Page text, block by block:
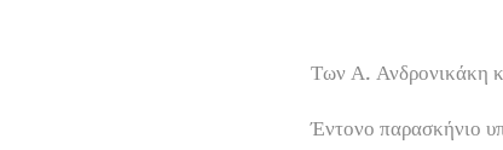
Των Α. Ανδρονικάκη
Έντονο παρασκήνιο